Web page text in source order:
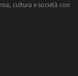
cultura e società con